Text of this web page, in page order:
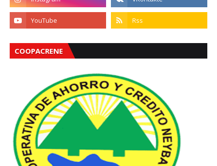
COOPACRENE